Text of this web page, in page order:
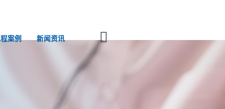
案例 新闻资讯